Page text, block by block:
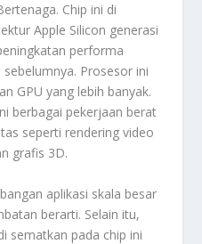
. Chip ini di
Apple Silicon generasi
performa
Prosesor ini
GPU yang lebih banyak.
berbagai pekerjaan berat
seperti rendering video
grafis 3D.
aplikasi skala besar
berarti. Selain itu,
sematkan pada chip ini